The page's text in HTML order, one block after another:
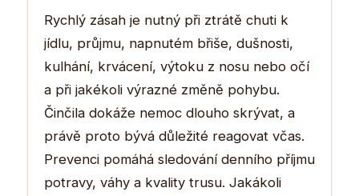
Rychlý zásah je nutný při ztrátě chuti k
jídlu, průjmu, napnutém břiše, dušnosti,
kulhání, krvácení, výtoku z nosu nebo očí
a při jakékoli výrazné změně pohybu.
Činčila dokáže nemoc dlouho skrývat, a
právě proto bývá důležité reagovat včas.
Prevenci pomáhá sledování denního příjmu
potravy, váhy a kvality trusu. Jakákoli